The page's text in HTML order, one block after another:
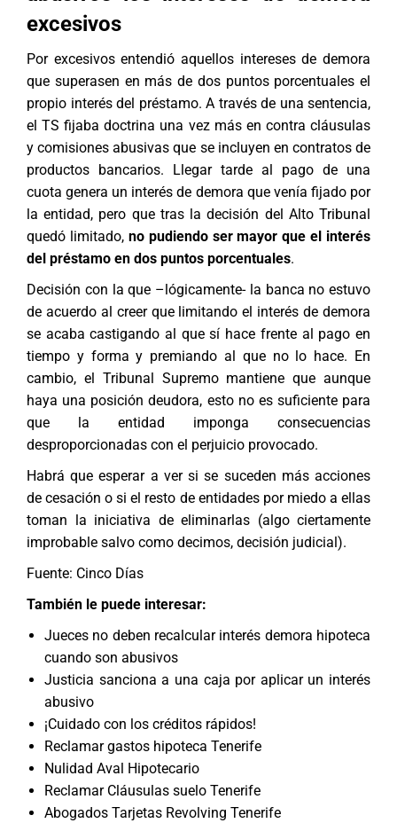
excesivos
Por excesivos entendió aquellos intereses de demora
que superasen en más de dos puntos porcentuales el
propio interés del préstamo. A través de una sentencia,
el TS fijaba doctrina una vez más en contra cláusulas
y comisiones abusivas que se incluyen en contratos de
productos bancarios. Llegar tarde al pago de una
cuota genera un interés de demora que venía fijado por
la entidad, pero que tras la decisión del Alto Tribunal
quedó limitado, no pudiendo ser mayor que el interés
del préstamo en dos puntos porcentuales.
Decisión con la que –lógicamente- la banca no estuvo
de acuerdo al creer que limitando el interés de demora
se acaba castigando al que sí hace frente al pago en
tiempo y forma y premiando al que no lo hace. En
cambio, el Tribunal Supremo mantiene que aunque
haya una posición deudora, esto no es suficiente para
que la entidad imponga consecuencias
desproporcionadas con el perjuicio provocado.
Habrá que esperar a ver si se suceden más acciones
de cesación o si el resto de entidades por miedo a ellas
toman la iniciativa de eliminarlas (algo ciertamente
improbable salvo como decimos, decisión judicial).
Fuente: Cinco Días
También le puede interesar:
Jueces no deben recalcular interés demora hipoteca
cuando son abusivos
Justicia sanciona a una caja por aplicar un interés
abusivo
¡Cuidado con los créditos rápidos!
Reclamar gastos hipoteca Tenerife
Nulidad Aval Hipotecario
Reclamar Cláusulas suelo Tenerife
Abogados Tarjetas Revolving Tenerife